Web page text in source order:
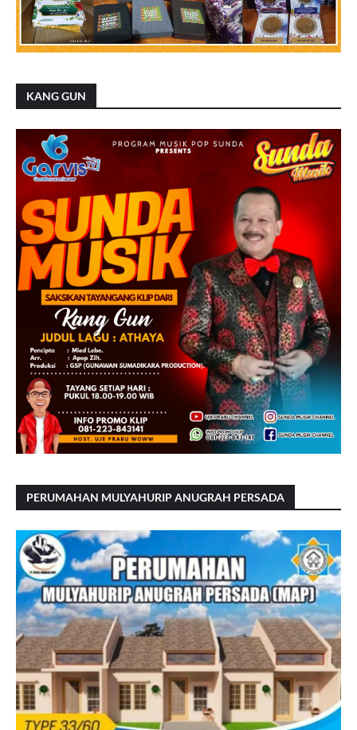
KANG GUN
PERUMAHAN MULYAHURIP ANUGRAH PERSADA